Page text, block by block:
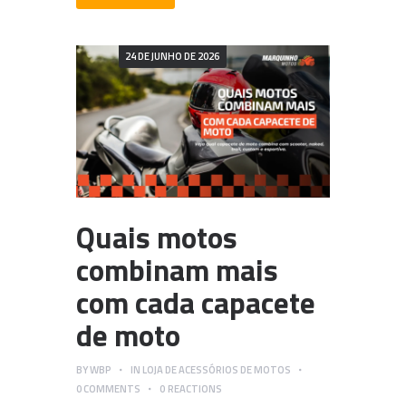
24 DE JUNHO DE 2026
Quais motos
combinam mais
com cada capacete
de moto
BYWBP IN LOJA DE ACESSÓRIOS DE MOTOS
0COMMENTS 0 REACTIONS